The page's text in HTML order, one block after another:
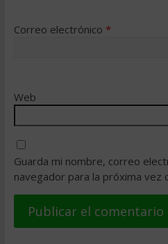
Correo electrónico *
Web
Guarda mi nombre, correo
navegador para la próxima vez